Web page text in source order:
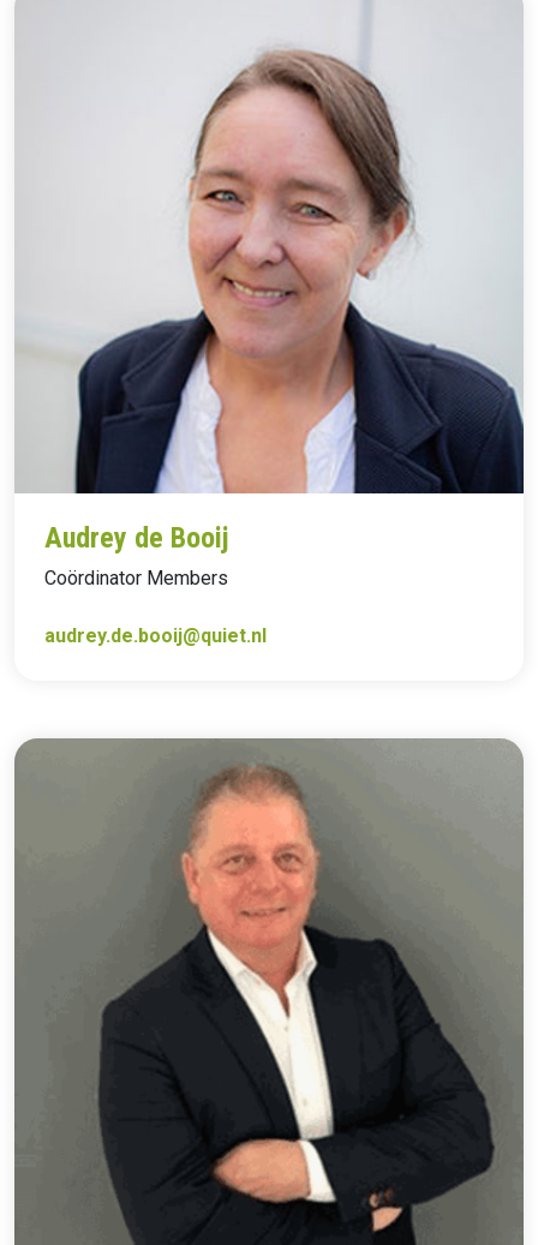
Audrey de Booij
Coördinator Members
audrey.de.booij@quiet.nl